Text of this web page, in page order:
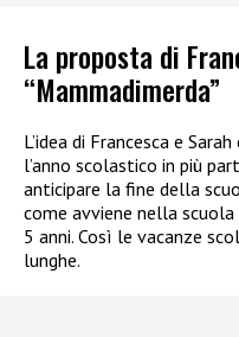
La proposta di
“Mammadimerda”
L’idea di Francesca e
l’anno scolastico in più
anticipare la fine della
come avviene nella scuola
5 anni. Così le vacanze
lunghe.